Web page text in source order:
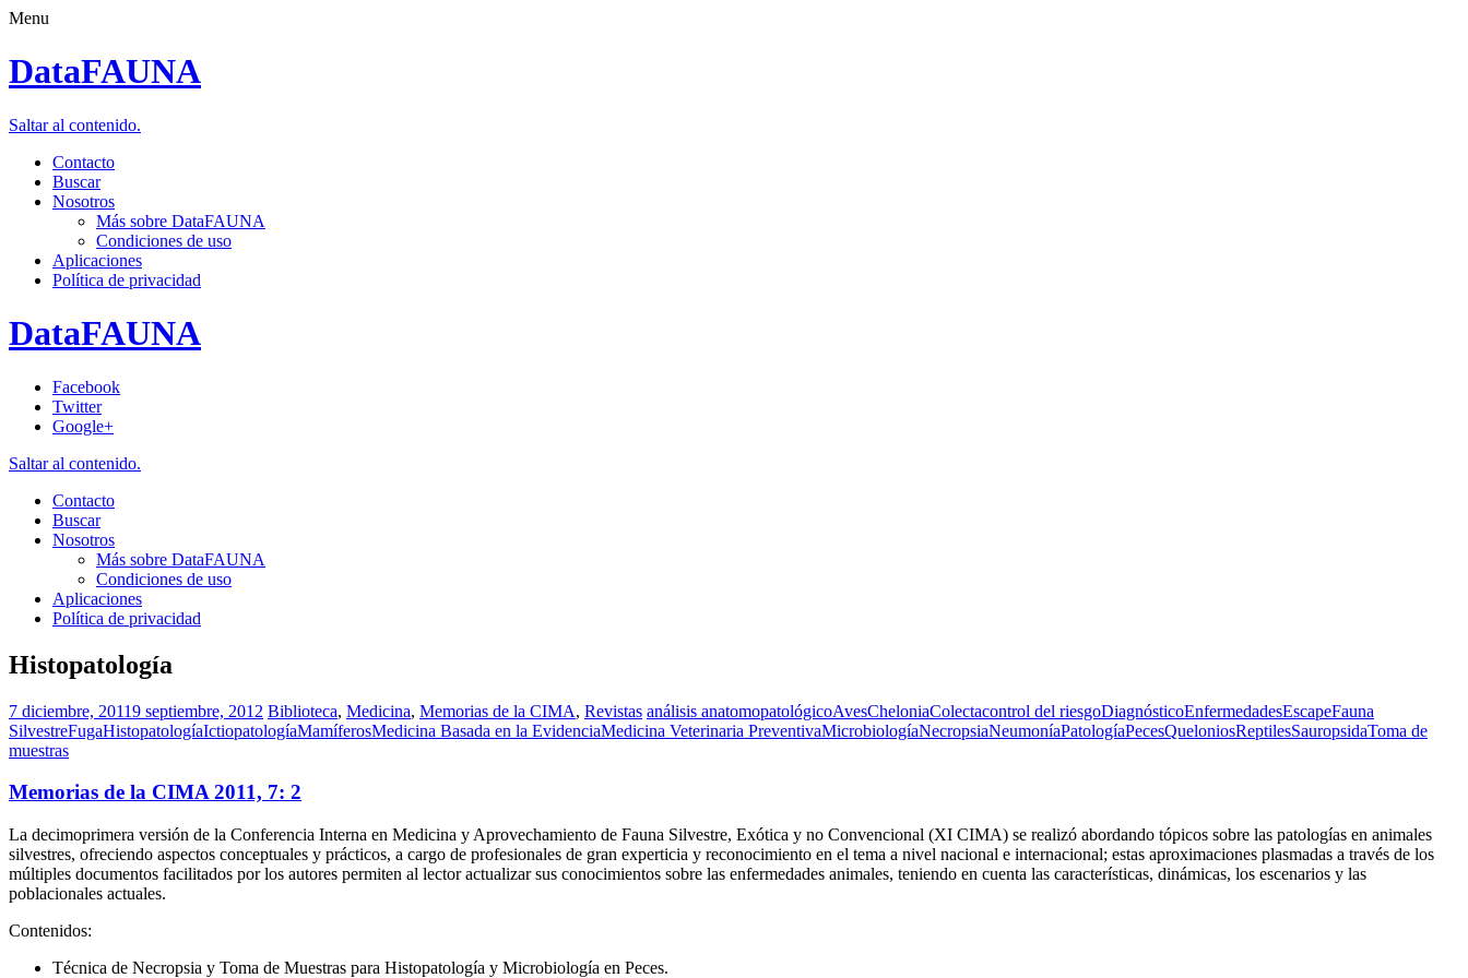
Menu
DataFAUNA
Saltar al contenido.
Contacto
Buscar
Nosotros
Más sobre DataFAUNA
Condiciones de uso
Aplicaciones
Política de privacidad
DataFAUNA
Facebook
Twitter
Google+
Saltar al contenido.
Contacto
Buscar
Nosotros
Más sobre DataFAUNA
Condiciones de uso
Aplicaciones
Política de privacidad
Histopatología
7 diciembre, 20119 septiembre, 2012 Biblioteca, Medicina, Memorias de la CIMA, Revistas análisis anatomopatológicoAvesCheloniaColectacontrol del riesgoDiagnósticoEnfermedadesEscapeFauna
SilvestreFugaHistopatologíaIctiopatologíaMamíferosMedicina Basada en la EvidenciaMedicina Veterinaria PreventivaMicrobiologíaNecropsiaNeumoníaPatologíaPecesQueloniosReptilesSauropsidaToma de
muestras
Memorias de la CIMA 2011, 7: 2
La decimoprimera versión de la Conferencia Interna en Medicina y Aprovechamiento de Fauna Silvestre, Exótica y no Convencional (XI CIMA) se realizó abordando tópicos sobre las patologías en animales
silvestres, ofreciendo aspectos conceptuales y prácticos, a cargo de profesionales de gran experticia y reconocimiento en el tema a nivel nacional e internacional; estas aproximaciones plasmadas a través de los
múltiples documentos facilitados por los autores permiten al lector actualizar sus conocimientos sobre las enfermedades animales, teniendo en cuenta las características, dinámicas, los escenarios y las
poblacionales actuales.
Contenidos:
Técnica de Necropsia y Toma de Muestras para Histopatología y Microbiología en Peces.